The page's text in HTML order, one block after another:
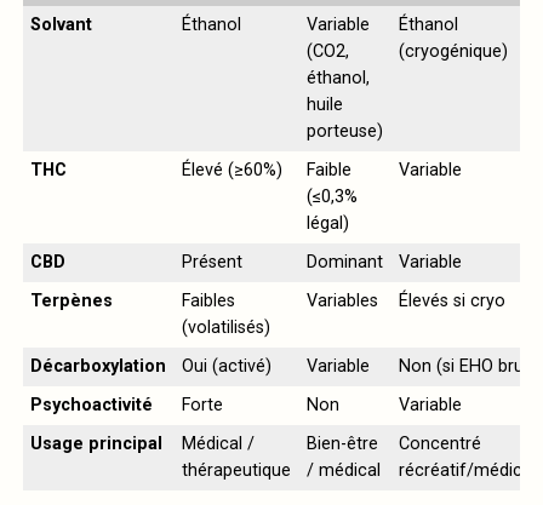
Solvant Éthanol
Variable
(CO2,
éthanol,
huile
porteuse)
Éthanol
(cryogénique)
THC Élevé (≥60%)
Faible
(≤0,3%
légal)
Variable
CBD Présent Dominant
Variable
Terpènes
Faibles
(volatilisés)
Variables Élevés si cryo
Décarboxylation Oui (activé) Variable
Non (si EHO brut)
Psychoactivité
Forte Non
Variable
Usage principal
Médical /
thérapeutique
Bien-être
/ médical
Concentré
récréatif/médical